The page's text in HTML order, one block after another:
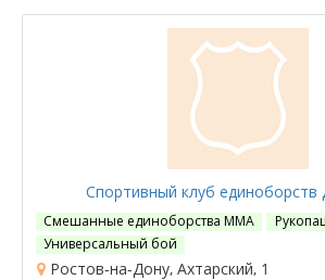
Спортивный клуб единоборств
Смешанные единоборства ММА
Универсальный бой
Ростов-на-Дону, Ахтарский, 1